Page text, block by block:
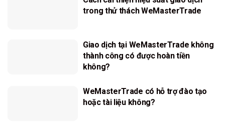
trong thử thách WeMasterTrade
Giao dịch tại WeMasterTrade không
thành công có được hoàn tiền
không?
WeMasterTrade có hỗ trợ đào tạo
hoặc tài liệu không?